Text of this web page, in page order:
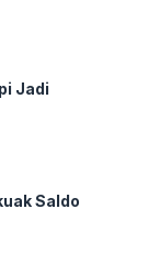
Jadi
Saldo